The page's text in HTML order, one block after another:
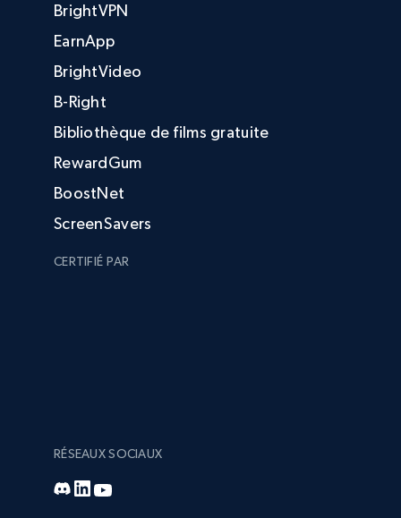
BrightVPN
EarnApp
BrightVideo
B-Right
Bibliothèque de films gratuite
RewardGum
BoostNet
ScreenSavers
CERTIFIÉ PAR
RÉSEAUX SOCIAUX